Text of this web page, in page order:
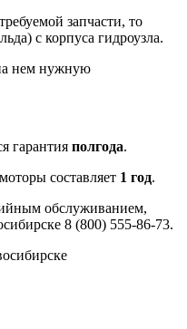
запчасти, то
с корпуса гидроузла.
нем нужную
гарантия полгода.
составляет 1 год.
обслуживанием,
8 (800) 555-86-73.